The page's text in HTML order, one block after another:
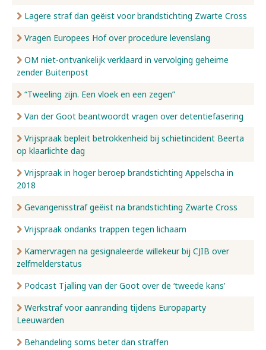
Lagere straf dan geëist voor brandstichting Zwarte Cross
Vragen Europees Hof over procedure levenslang
OM niet-ontvankelijk verklaard in vervolging geheime
zender Buitenpost
“Tweeling zijn. Een vloek en een zegen”
Van der Goot beantwoordt vragen over detentiefasering
Vrijspraak bepleit betrokkenheid bij schietincident Beerta
op klaarlichte dag
Vrijspraak in hoger beroep brandstichting Appelscha in
2018
Gevangenisstraf geëist na brandstichting Zwarte Cross
Vrijspraak ondanks trappen tegen lichaam
Kamervragen na gesignaleerde willekeur bij CJIB over
zelfmelderstatus
Podcast Tjalling van der Goot over de ‘tweede kans’
Werkstraf voor aanranding tijdens Europaparty
Leeuwarden
Behandeling soms beter dan straffen